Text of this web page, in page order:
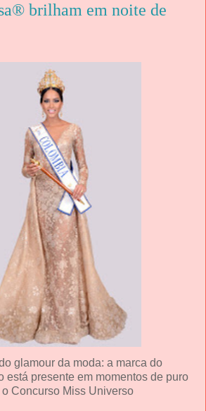
brilham em noite de
glamour da moda: a marca do
está presente em momentos de puro
Concurso Miss Universo